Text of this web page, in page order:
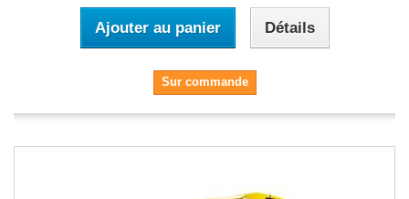
Ajouter au panier Détails
Sur commande